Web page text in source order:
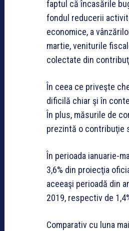
faptul că încasările
fondul reducerii
economice, a
martie, veniturile
colectate din
În ceea ce priveşte
dificilă chiar şi în
În plus, măsurile de
prezintă o contribuţie
În perioada ianuarie-
3,6% din proiecţia
aceeaşi perioadă din
2019, respectiv de
Comparativ cu luna